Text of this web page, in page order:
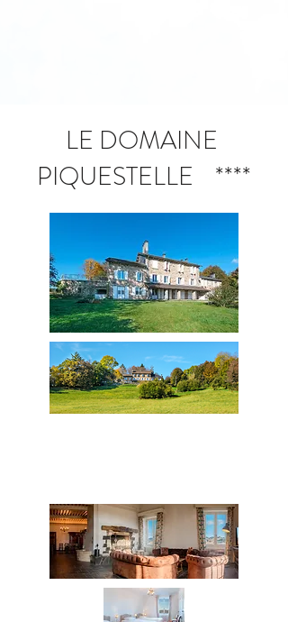
LE DOMAINE
PIQUESTELLE ****